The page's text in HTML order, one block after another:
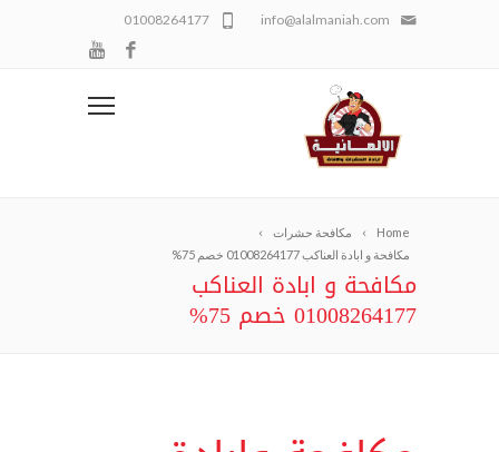
info@alalmaniah.com
01008264177
Home
مكافحة حشرات
مكافحة و ابادة العناكب 01008264177 خصم 75%
مكافحة و ابادة العناكب
01008264177 خصم 75%